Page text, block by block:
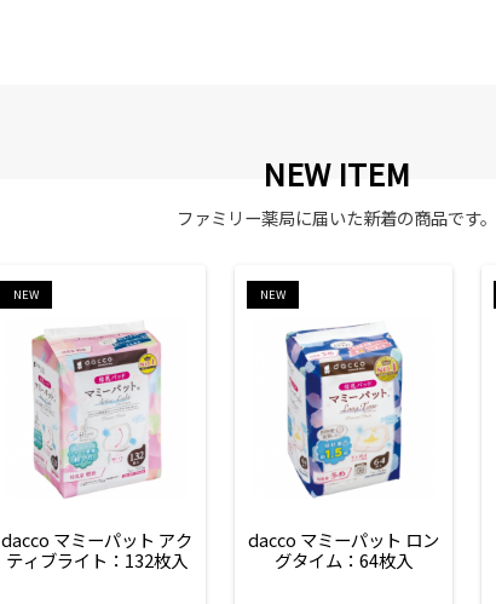
NEW ITEM
ファミリー薬局に届いた新着の商品です。
NEW
dacco マミーパット アク
ティブライト：132枚入
NEW
dacco マミーパット ロン
グタイム：64枚入